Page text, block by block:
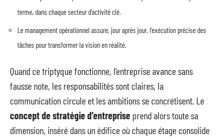
terme, dans chaque secteur d’activité clé.
Le management opérationnel assure, jour après jour, l’exécution précise des
tâches pour transformer la vision en réalité.
Quand ce triptyque fonctionne, l’entreprise avance sans
fausse note, les responsabilités sont claires, la
communication circule et les ambitions se concrétisent. Le
concept de stratégie d’entreprise prend alors toute sa
dimension, inséré dans un édifice où chaque étage consolide